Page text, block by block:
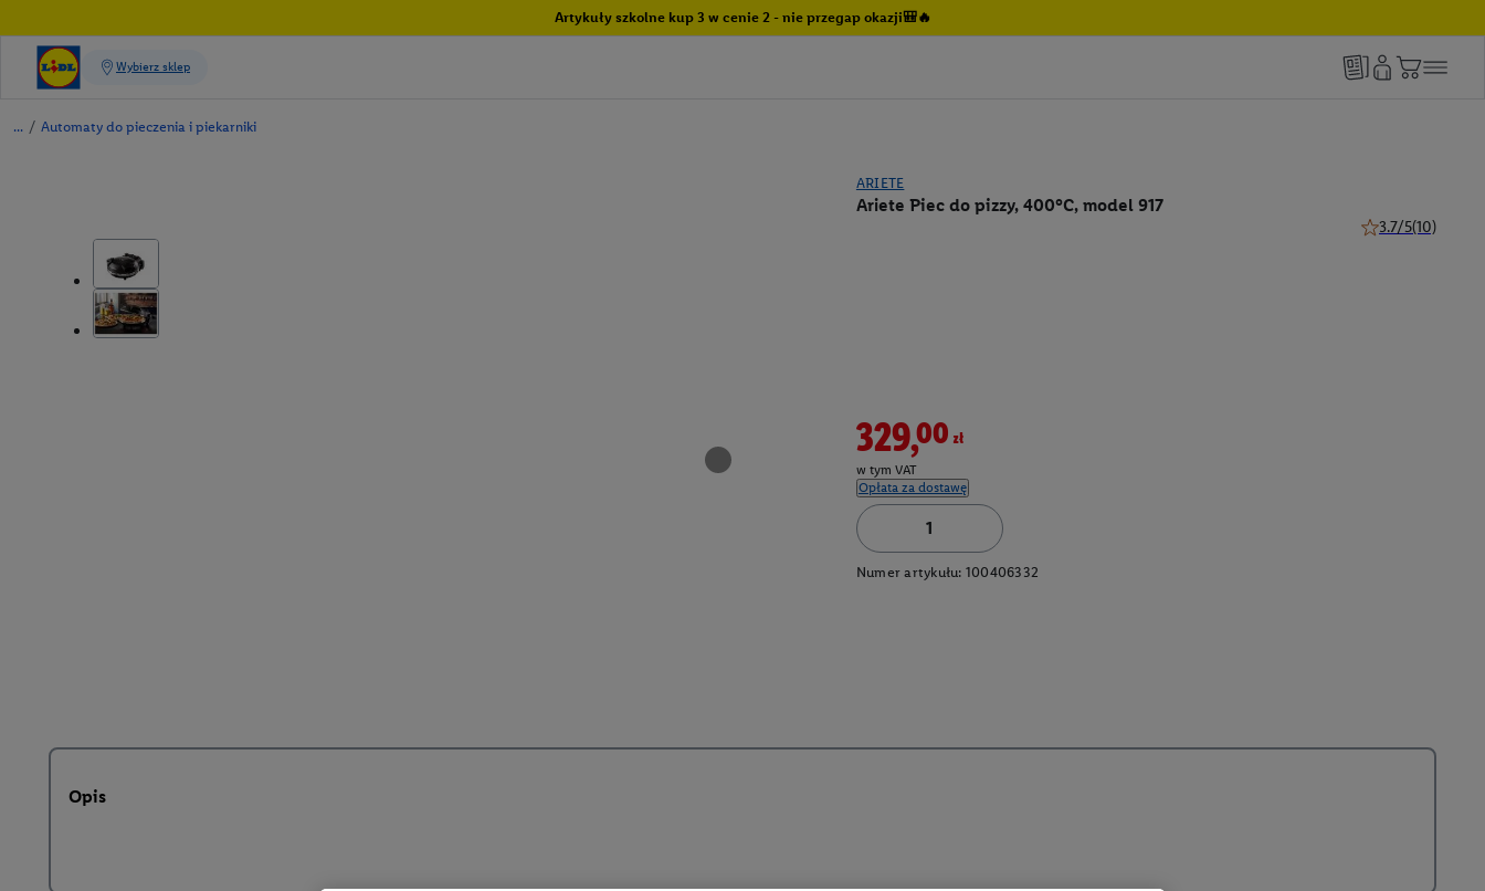
Artykuły szkolne kup 3 w cenie 2 - nie przegap okazji🎒🔥
/ Automaty do pieczenia i piekarniki
ARIETE
Ariete Piec do pizzy, 400°C, model 917
3.7/5(10)
329,00zł
w tym VAT
Opłata za dostawę
Numer artykułu: 100406332
Opis